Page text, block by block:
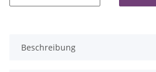
Beschreibung